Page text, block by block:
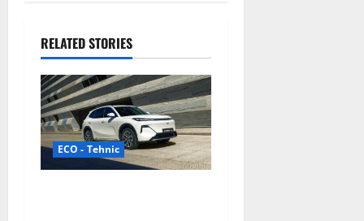
i
g
a
t
RELATED STORIES
ECO - Tehnic